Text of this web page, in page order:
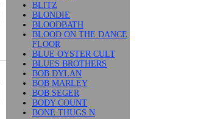
BLITZ
BLONDIE
BLOODBATH
BLOOD ON THE DANCE
FLOOR
BLUE OYSTER CULT
BLUES BROTHERS
BOB DYLAN
BOB MARLEY
BOB SEGER
BODY COUNT
BONE THUGS N